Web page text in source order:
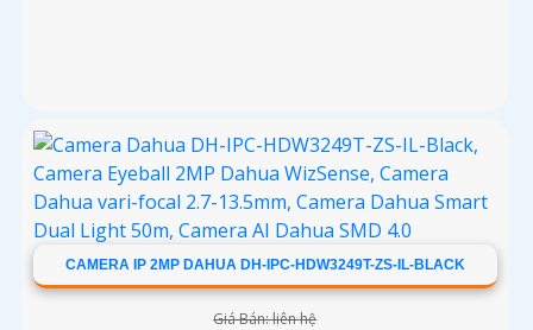
CAMERA IP 2MP DAHUA DH-IPC-HDW3249T-ZS-IL-BLACK
Giá Bán: liên hệ